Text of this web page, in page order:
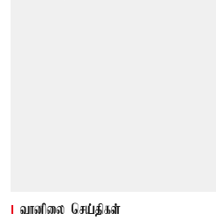
வானிலை செய்திகள்